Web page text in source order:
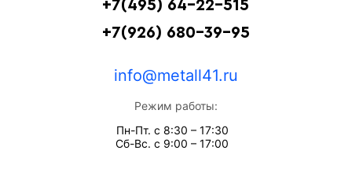
+7(495) 64-22-515
+7(926) 680-39-95
info@metall41.ru
Режим работы:
Пн-Пт. с 8:30 – 17:30
Сб-Вс. с 9:00 – 17:00